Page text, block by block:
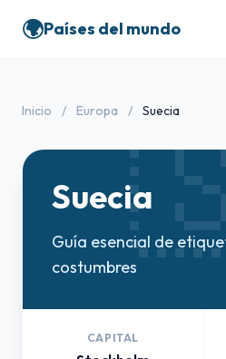
🌍Países del mundo
Inicio / Europa / Suecia
Suecia
Guía esencial de
costumbres
CAPITAL